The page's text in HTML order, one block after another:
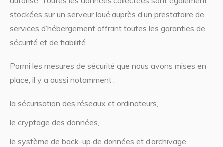
stockées sur un serveur loué auprès d’un prestataire de
services d’hébergement offrant toutes les garanties de
sécurité et de fiabilité.
Parmi les mesures de sécurité que nous avons mises en
place, il y a aussi notamment :
la sécurisation des réseaux et ordinateurs,
le cryptage des données,
le système de back-up de données et d’archivage,